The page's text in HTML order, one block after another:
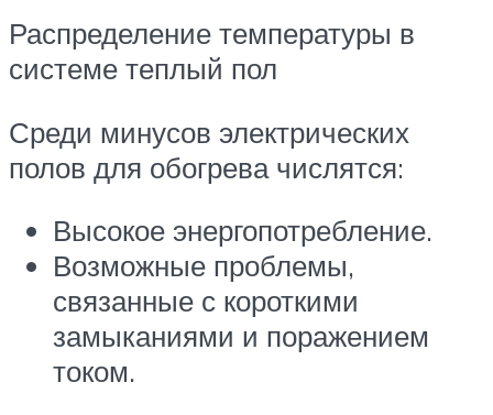
Распределение температуры в
системе теплый пол
Среди минусов электрических
полов для обогрева числятся:
Высокое энергопотребление.
Возможные проблемы,
связанные с короткими
замыканиями и поражением
током.